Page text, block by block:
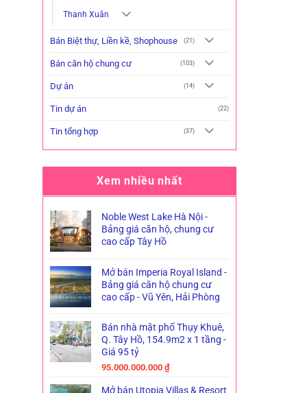
Thanh Xuân
Bán Biệt thự, Liền kề, Shophouse (21)
Bán căn hộ chung cư (103)
Dự án (14)
Tin dự án (22)
Tin tổng hợp (37)
Xem nhiều nhất
Noble West Lake Hà Nội -
Bảng giá căn hộ, chung cư
cao cấp Tây Hồ
Mở bán Imperia Royal Island -
Bảng giá căn hộ chung cư
cao cấp - Vũ Yên, Hải Phòng
Bán nhà mặt phố Thụy Khuê,
Q. Tây Hồ, 154.9m2 x 1 tầng -
Giá 95 tỷ
95.000.000.000 ₫
Mở bán Utopia Villas & Resort